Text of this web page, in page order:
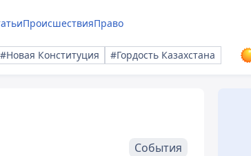
ПроисшествияПраво
#Новая Конституция #Гордость Казахстана
События